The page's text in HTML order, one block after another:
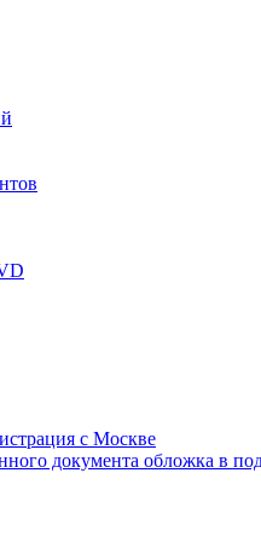
с Москве
документа обложка в